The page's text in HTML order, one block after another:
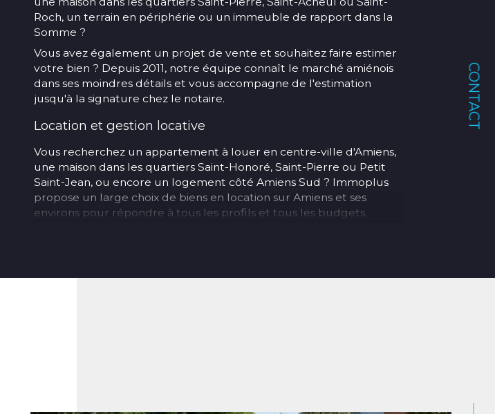
CONTACT
Roch, un terrain en périphérie ou un immeuble de rapport dans la
Somme ?
Vous avez également un projet de vente et souhaitez faire estimer
votre bien ? Depuis 2011, notre équipe connaît le marché amiénois
dans ses moindres détails et vous accompagne de l'estimation
jusqu'à la signature chez le notaire.
Location et gestion locative
Vous recherchez un appartement à louer en centre-ville d'Amiens,
une maison dans les quartiers Saint-Honoré, Saint-Pierre ou Petit
Saint-Jean, ou encore un logement côté Amiens Sud ? Immoplus
propose un large choix de biens en location sur Amiens et ses
environs pour répondre à tous les profils et tous les budgets.
suivi administratif.